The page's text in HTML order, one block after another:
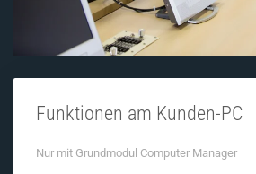
Funktionen am Kunden-PC
Nur mit Grundmodul Computer Manager